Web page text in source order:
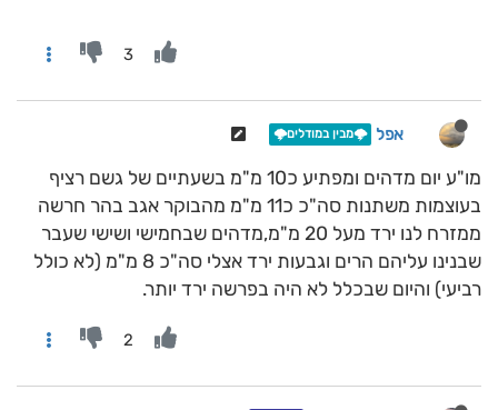
3
אפל 🌩️מבין במודלים🌩️
מו"ע יום מדהים ומפתיע כ10 מ"מ בשעתיים של גשם רציף
בעוצמות משתנות סה"כ כ11 מ"מ מהבוקר אגב בהר חרשה
ממזרח לנו ירד מעל 20 מ"מ,מדהים שבחמישי ושישי שעבר
שבנינו עליהם הרים וגבעות ירד אצלי סה"כ 8 מ"מ (לא כולל
רביעי) והיום שבכלל לא היה בפרשה ירד יותר.
2